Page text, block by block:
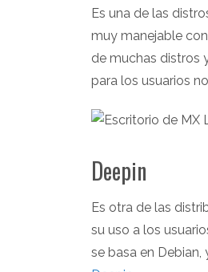
Es una de las
muy manejable
de muchas distros
para los usuarios
Deepin
Es otra de las
su uso a los
se basa en